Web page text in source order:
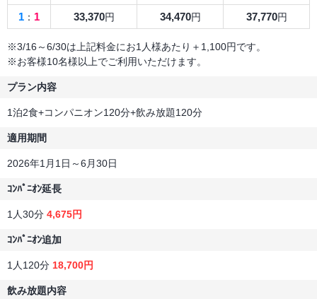
1 ： 1 33,370円 34,470円 37,770円
※3/16～6/30は上記料金にお1人様あたり＋1,100円です。
※お客様10名様以上でご利用いただけます。
プラン内容
1泊2食+コンパニオン120分+飲み放題120分
適用期間
2026年1月1日～6月30日
ｺﾝﾊﾟﾆｵﾝ延長
1人30分 4,675円
ｺﾝﾊﾟﾆｵﾝ追加
1人120分 18,700円
飲み放題内容